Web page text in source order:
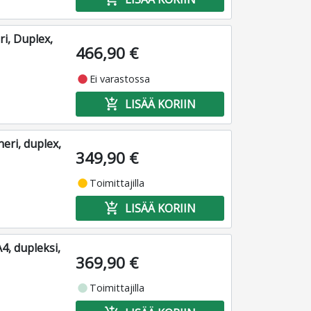
Duplex,
466,90 €
fiber_manual_record Ei varastossa
add_shopping_cart LISÄÄ KORIIN
duplex,
349,90 €
fiber_manual_record Toimittajilla
add_shopping_cart LISÄÄ KORIIN
dupleksi,
369,90 €
fiber_manual_record Toimittajilla